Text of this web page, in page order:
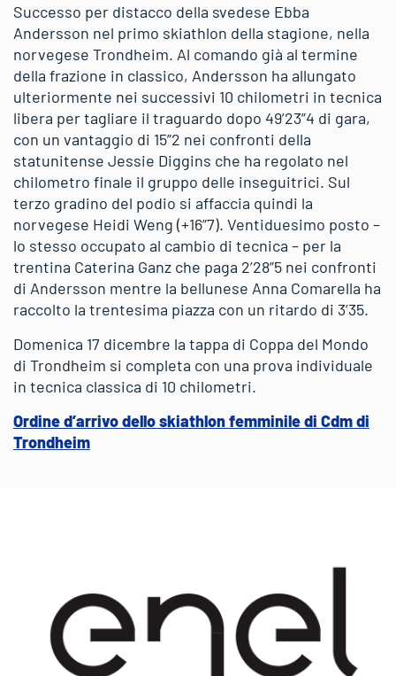
Successo per distacco della svedese Ebba
Andersson nel primo skiathlon della stagione, nella
norvegese Trondheim. Al comando già al termine
della frazione in classico, Andersson ha allungato
ulteriormente nei successivi 10 chilometri in tecnica
libera per tagliare il traguardo dopo 49’23”4 di gara,
con un vantaggio di 15”2 nei confronti della
statunitense Jessie Diggins che ha regolato nel
chilometro finale il gruppo delle inseguitrici. Sul
terzo gradino del podio si affaccia quindi la
norvegese Heidi Weng (+16”7). Ventiduesimo posto –
lo stesso occupato al cambio di tecnica – per la
trentina Caterina Ganz che paga 2’28”5 nei confronti
di Andersson mentre la bellunese Anna Comarella ha
raccolto la trentesima piazza con un ritardo di 3’35.
Domenica 17 dicembre la tappa di Coppa del Mondo
di Trondheim si completa con una prova individuale
in tecnica classica di 10 chilometri.
Ordine d’arrivo dello skiathlon femminile di Cdm di
Trondheim